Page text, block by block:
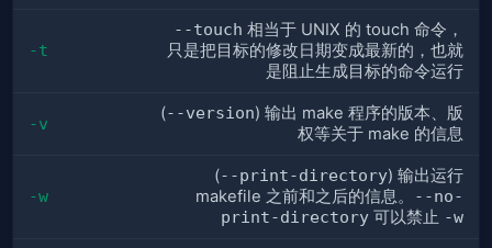
-t
--touch 相当于 UNIX 的 touch 命令，
只是把目标的修改日期变成最新的，也就
是阻止生成目标的命令运行
-v
(--version) 输出 make 程序的版本、版
权等关于 make 的信息
-w
(--print-directory) 输出运行
makefile 之前和之后的信息。
--no-
print-directory 可以禁止 -w